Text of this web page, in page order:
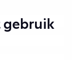
gebruik